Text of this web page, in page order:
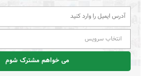
انتخاب سرویس
می خواهم مشترک شوم